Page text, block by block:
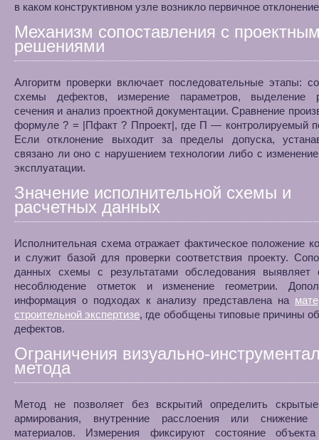
в каком конструктивном узле возникло первичное
Механизм сопоставления с
решениями
Алгоритм проверки включает последовательные этапы:
схемы дефектов, измерение параметров, выделение
сечения и анализ проектной документации. Сравнение
формуле ? = |Пфакт ? Ппроект|, где П — контролируемый
Если отклонение выходит за пределы допуска,
связано ли оно с нарушением технологии либо с
эксплуатации.
Значение исполнительной схемы и
расчетных данных
Исполнительная схема отражает фактическое положение
и служит базой для проверки соответствия проекту.
данных схемы с результатами обследования выявляет
несоблюдение отметок и изменение геометрии.
информация о подходах к анализу представлена на
строительной экспертизе, где обобщены типовые причины
дефектов.
Ограничения визуально-
метода
Метод не позволяет без вскрытий определить
армирования, внутренние расслоения или снижение
материалов. Измерения фиксируют состояние